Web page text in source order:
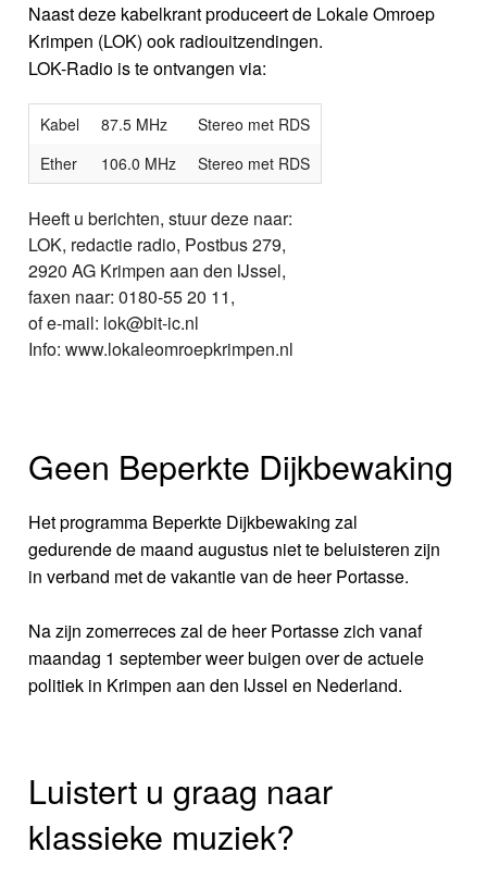
Naast deze kabelkrant produceert de Lokale Omroep
Krimpen (LOK) ook radiouitzendingen.
LOK-Radio is te ontvangen via:
Kabel 87.5 MHz
Stereo met RDS
Ether
106.0 MHz Stereo met RDS
Heeft u berichten, stuur deze naar:
LOK, redactie radio, Postbus 279,
2920 AG Krimpen aan den IJssel,
faxen naar: 0180-55 20 11,
of e-mail: lok@bit-ic.nl
Info: www.lokaleomroepkrimpen.nl
Geen Beperkte Dijkbewaking
Het programma Beperkte Dijkbewaking zal
gedurende de maand augustus niet te beluisteren zijn
in verband met de vakantie van de heer Portasse.
Na zijn zomerreces zal de heer Portasse zich vanaf
maandag 1 september weer buigen over de actuele
politiek in Krimpen aan den IJssel en Nederland.
Luistert u graag naar
klassieke muziek?